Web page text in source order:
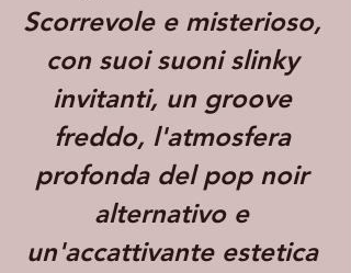
Scorrevole e misterioso,
con suoi suoni slinky
invitanti, un groove
freddo, l'atmosfera
profonda del pop noir
alternativo e
un'accattivante estetica